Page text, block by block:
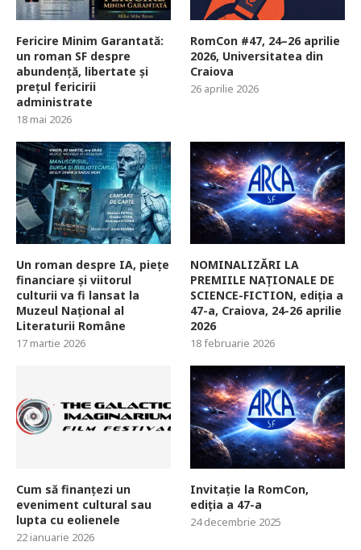
Fericire Minim Garantată:
un roman SF despre
abundență, libertate și
prețul fericirii
administrate
18 mai 2026
RomCon #47, 24–26 aprilie
2026, Universitatea din
Craiova
26 aprilie 2026
Un roman despre IA, piețe
financiare și viitorul
culturii va fi lansat la
Muzeul Național al
Literaturii Române
17 martie 2026
NOMINALIZĂRI LA
PREMIILE NAȚIONALE DE
SCIENCE-FICTION, ediția a
47-a, Craiova, 24-26 aprilie
2026
18 februarie 2026
Cum să finanțezi un
eveniment cultural sau
lupta cu eolienele
22 ianuarie 2026
Invitație la RomCon,
ediția a 47-a
24 decembrie 2025